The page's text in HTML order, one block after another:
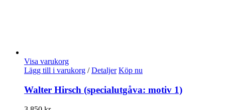
Visa varukorg
Lägg till i varukorg / Detaljer Köp nu
Walter Hirsch (specialutgåva: motiv 1)